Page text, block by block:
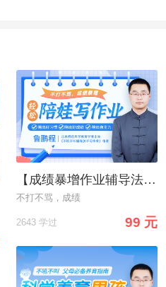
【成绩暴增作业辅导法】告别“吼叫式”作业辅导，轻松陪娃写作业
不打不骂，成绩
2643 学过 99 元